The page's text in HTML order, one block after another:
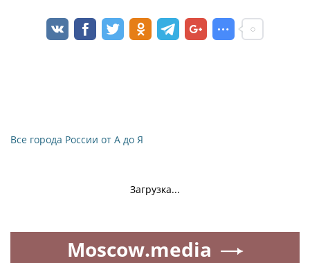
Все города России от А до Я
Загрузка...
Moscow.media